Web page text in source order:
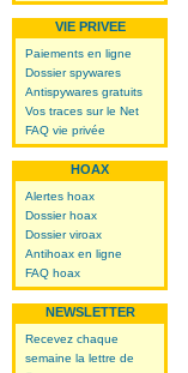
VIE PRIVEE
Paiements en ligne
Dossier spywares
Antispywares gratuits
Vos traces sur le Net
FAQ vie privée
HOAX
Alertes hoax
Dossier hoax
Dossier viroax
Antihoax en ligne
FAQ hoax
NEWSLETTER
Recevez chaque
semaine la lettre de